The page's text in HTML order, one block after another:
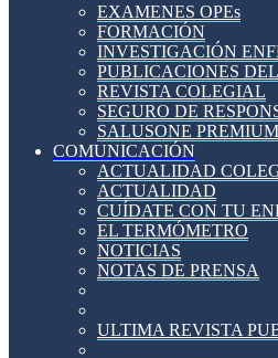
EXAMENES OPEs
FORMACIÓN
INVESTIGACIÓN
PUBLICACIONES
REVISTA COLEGIAL
SEGURO DE
SALUSONE PREMIUM
COMUNICACIÓN
ACTUALIDAD
ACTUALIDAD
CUÍDATE CON TU
EL TERMÓMETRO
NOTICIAS
NOTAS DE PRENSA
ULTIMA REVISTA